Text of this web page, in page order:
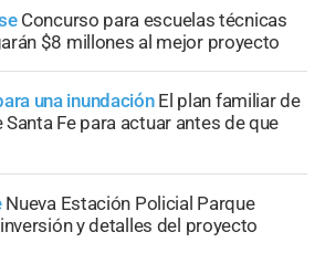
Concurso para escuelas técnicas
$8 millones al mejor proyecto
una inundación El plan familiar de
Fe para actuar antes de que
Nueva Estación Policial Parque
y detalles del proyecto